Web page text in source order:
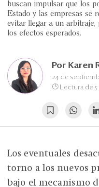
Blogs
Ranking CEO
buscan impulsar que los
Estado y las empresas se
evitar llegar a un arbitraje,
los efectos esperados.
Por Karen
24 de
Lectura de
Los eventuales
torno a los nuevos
bajo el mecanismo